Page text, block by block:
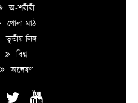
অ-শরীরী
খোলা মাঠ
তৃতীয় লিঙ্গ
বিশ্ব
অন্বেষণ